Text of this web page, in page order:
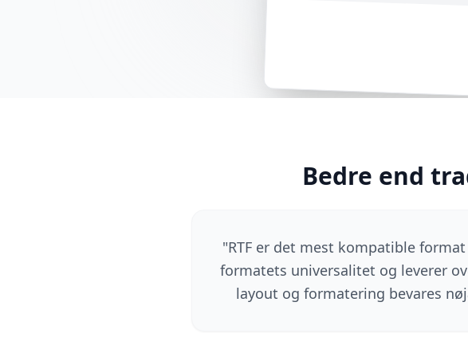
Bedre end
"RTF er det mest kompatible
formatets universalitet og leverer
layout og formatering bevares